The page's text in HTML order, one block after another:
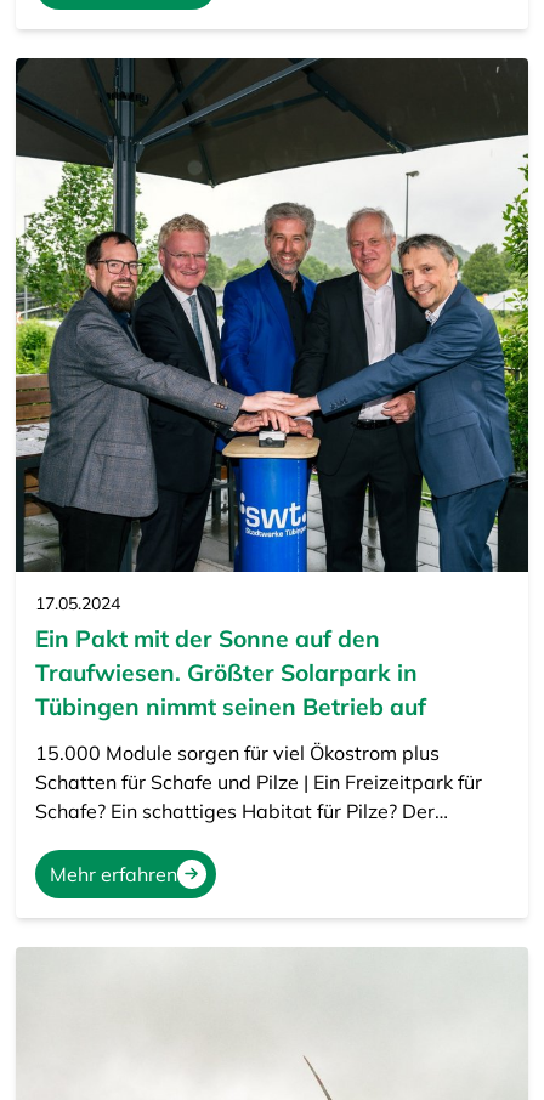
17.05.2024
Ein Pakt mit der Sonne auf den
Traufwiesen. Größter Solarpark in
Tübingen nimmt seinen Betrieb auf
15.000 Module sorgen für viel Ökostrom plus
Schatten für Schafe und Pilze | Ein Freizeitpark für
Schafe? Ein schattiges Habitat für Pilze? Der…
Mehr erfahren